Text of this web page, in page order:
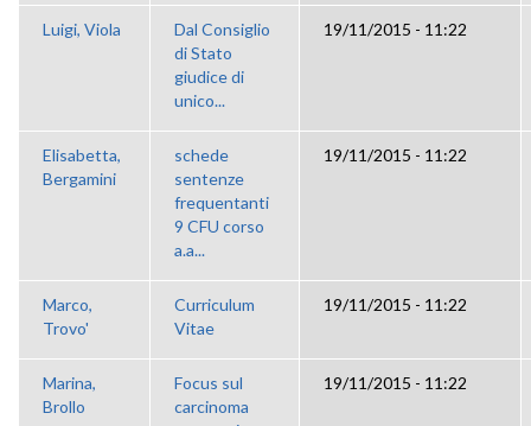
Luigi, Viola
Dal Consiglio
di Stato
giudice di
unico...
19/11/2015 - 11:22
Elisabetta,
Bergamini
schede
sentenze
frequentanti
9 CFU corso
a.a...
19/11/2015 - 11:22
Marco,
Trovo'
Curriculum
Vitae
19/11/2015 - 11:22
Marina,
Brollo
Focus sul
carcinoma
19/11/2015 - 11:22